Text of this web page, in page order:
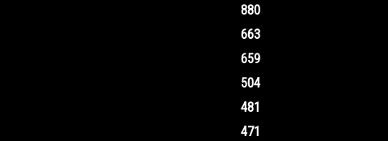
880
663
659
504
481
471